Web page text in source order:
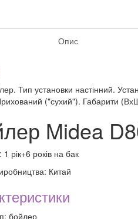
Опис
Тип установки настінний.
("сухий"). Габарити
Midea
1 рік+6 років на бак
Китай
бойлер